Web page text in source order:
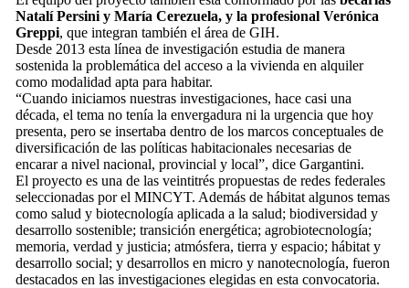
Natalí Persini y María Cerezuela, y la profesional Verónica
Greppi, que integran también el área de GIH.
Desde 2013 esta línea de investigación estudia de manera
sostenida la problemática del acceso a la vivienda en alquiler
como modalidad apta para habitar.
“Cuando iniciamos nuestras investigaciones, hace casi una
década, el tema no tenía la envergadura ni la urgencia que hoy
presenta, pero se insertaba dentro de los marcos conceptuales de
diversificación de las políticas habitacionales necesarias de
encarar a nivel nacional, provincial y local”, dice Gargantini.
El proyecto es una de las veintitrés propuestas de redes federales
seleccionadas por el MINCYT. Además de hábitat algunos temas
como salud y biotecnología aplicada a la salud; biodiversidad y
desarrollo sostenible; transición energética; agrobiotecnología;
memoria, verdad y justicia; atmósfera, tierra y espacio; hábitat y
desarrollo social; y desarrollos en micro y nanotecnología, fueron
destacados en las investigaciones elegidas en esta convocatoria.